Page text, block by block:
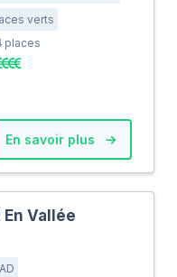
verts
places
En savoir plus
En Vallée